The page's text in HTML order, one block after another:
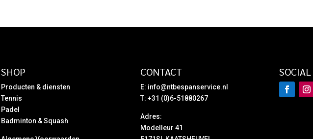
SHOP
Producten & diensten
Tennis
Padel
Badminton & Squash
CONTACT
E: info@ntbespanservice.nl
T: +31 (0)6-51880267
Adres:
Modelleur 41
SOCIAL